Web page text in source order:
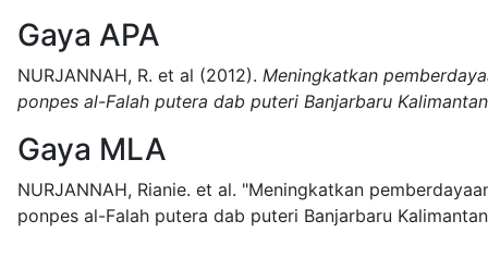
Gaya APA
NURJANNAH, R. et al (2012). Meningkatkan
ponpes al-Falah putera dab puteri Banjarbaru
Gaya MLA
NURJANNAH, Rianie. et al. "Meningkatkan
ponpes al-Falah putera dab puteri Banjarbaru